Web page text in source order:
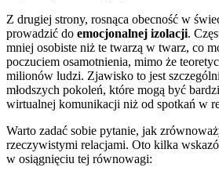
Z drugiej strony, rosnąca obecność w
prowadzić do emocjonalnej izolacji.
mniej osobiste niż te twarzą w twarz, co
poczuciem osamotnienia, mimo że
milionów ludzi. Zjawisko to jest
młodszych pokoleń, które mogą być
wirtualnej komunikacji niż od spotkań w
Warto zadać sobie pytanie, jak
rzeczywistymi relacjami. Oto kilka
w osiągnięciu tej równowagi: